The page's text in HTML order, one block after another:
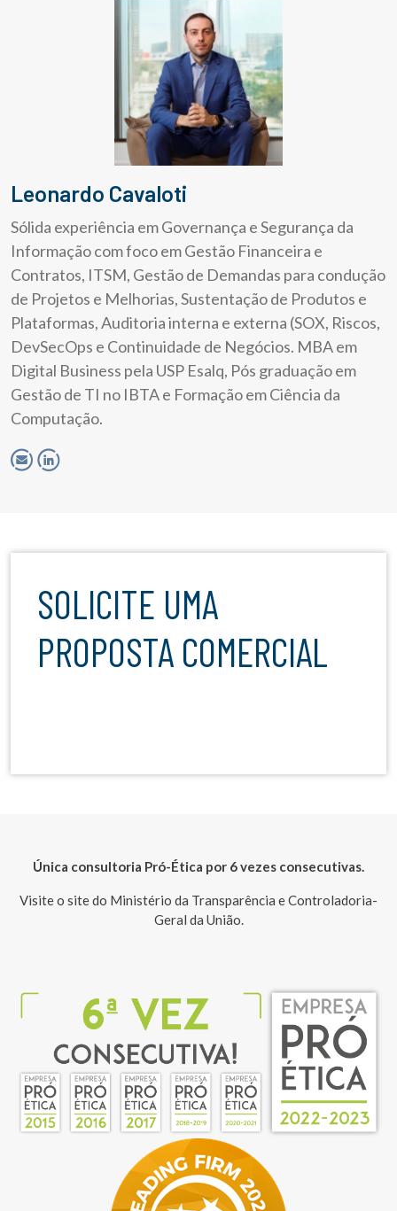
Leonardo Cavaloti
Sólida experiência em Governança e Segurança da
Informação com foco em Gestão Financeira e
Contratos, ITSM, Gestão de Demandas para condução
de Projetos e Melhorias, Sustentação de Produtos e
Plataformas, Auditoria interna e externa (SOX, Riscos,
DevSecOps e Continuidade de Negócios. MBA em
Digital Business pela USP Esalq, Pós graduação em
Gestão de TI no IBTA e Formação em Ciência da
Computação.
SOLICITE UMA
PROPOSTA COMERCIAL
Única consultoria Pró-Ética por 6 vezes consecutivas.
Visite o site do Ministério da Transparência e Controladoria-
Geral da União.